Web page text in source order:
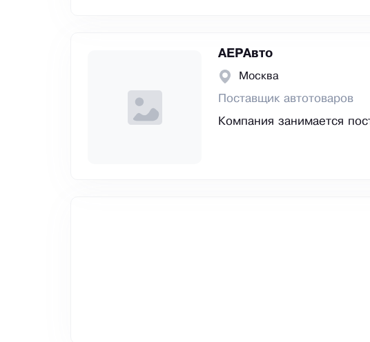
АЕРАвто
Москва
Поставщик автотоваров
Компания занимается